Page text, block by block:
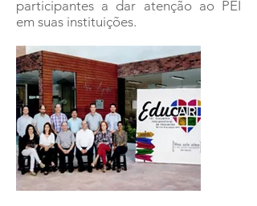
participantes a dar atenção ao PEI
em suas instituições.